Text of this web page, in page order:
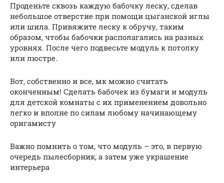
Проденьте сквозь каждую бабочку леску, сделав
небольшое отверстие при помощи цыганской иглы
или шила. Привяжите леску к обручу, таким
образом, чтобы бабочки располагались на разных
уровнях. После чего подвесьте модуль к потолку
или люстре.
Вот, собственно и все, мк можно считать
оконченным! Сделать бабочек из бумаги и модуль
для детской комнаты с их применением довольно
легко и вполне по силам любому начинающему
оригамисту
Важно помнить о том, что модуль – это, в первую
очередь пылесборник, а затем уже украшение
интерьера